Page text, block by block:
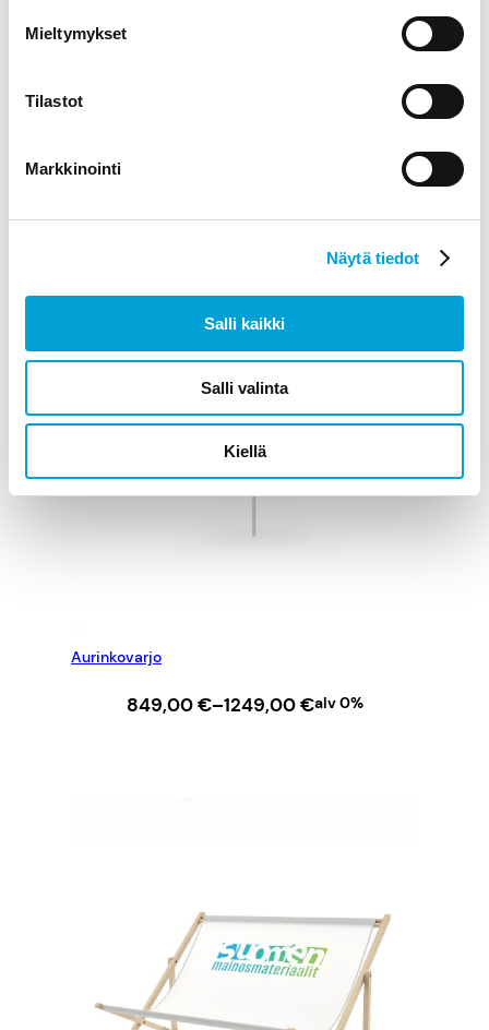
Mieltymykset
Tilastot
Markkinointi
Näytä tiedot
Salli kaikki
Salli valinta
Kiellä
Aurinkovarjo
849,00€–1249,00€
Hintaluokka:
alv 0%